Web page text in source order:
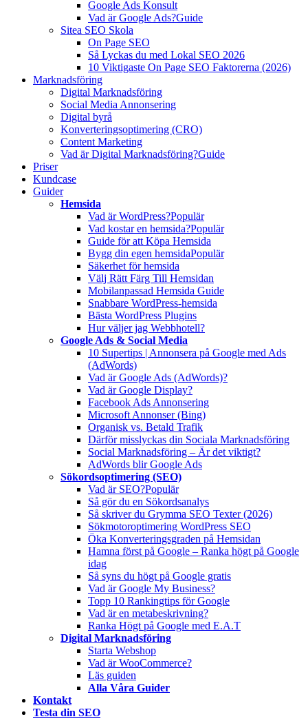
Google Ads Konsult
Vad är Google Ads?Guide
Sitea SEO Skola
On Page SEO
Så Lyckas du med Lokal SEO 2026
10 Viktigaste On Page SEO Faktorerna (2026)
Marknadsföring
Digital Marknadsföring
Social Media Annonsering
Digital byrå
Konverteringsoptimering (CRO)
Content Marketing
Vad är Digital Marknadsföring?Guide
Priser
Kundcase
Guider
Hemsida
Vad är WordPress?Populär
Vad kostar en hemsida?Populär
Guide för att Köpa Hemsida
Bygg din egen hemsidaPopulär
Säkerhet för hemsida
Välj Rätt Färg Till Hemsidan
Mobilanpassad Hemsida Guide
Snabbare WordPress-hemsida
Bästa WordPress Plugins
Hur väljer jag Webbhotell?
Google Ads & Social Media
10 Supertips | Annonsera på Google med Ads
(AdWords)
Vad är Google Ads (AdWords)?
Vad är Google Display?
Facebook Ads Annonsering
Microsoft Annonser (Bing)
Organisk vs. Betald Trafik
Därför misslyckas din Sociala Marknadsföring
Social Marknadsföring – Är det viktigt?
AdWords blir Google Ads
Sökordsoptimering (SEO)
Vad är SEO?Populär
Så gör du en Sökordsanalys
Så skriver du Grymma SEO Texter (2026)
Sökmotoroptimering WordPress SEO
Öka Konverteringsgraden på Hemsidan
Hamna först på Google – Ranka högt på Google
idag
Så syns du högt på Google gratis
Vad är Google My Business?
Topp 10 Rankingtips för Google
Vad är en metabeskrivning?
Ranka Högt på Google med E.A.T
Digital Marknadsföring
Starta Webshop
Vad är WooCommerce?
Läs guiden
Alla Våra Guider
Kontakt
Testa din SEO